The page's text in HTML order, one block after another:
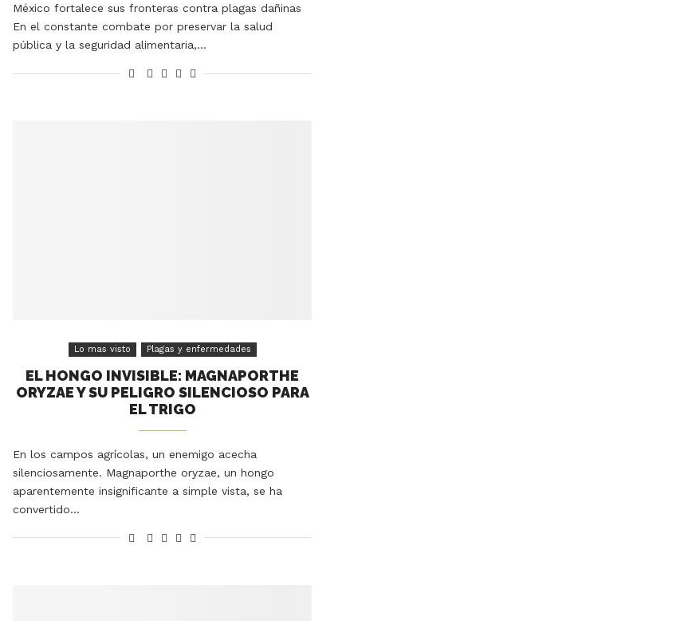
México fortalece sus fronteras contra plagas dañinas
En el constante combate por preservar la salud
pública y la seguridad alimentaria,…
Lo mas visto Plagas y enfermedades
EL HONGO INVISIBLE: MAGNAPORTHE
ORYZAE Y SU PELIGRO SILENCIOSO PARA
EL TRIGO
En los campos agrícolas, un enemigo acecha
silenciosamente. Magnaporthe oryzae, un hongo
aparentemente insignificante a simple vista, se ha
convertido…